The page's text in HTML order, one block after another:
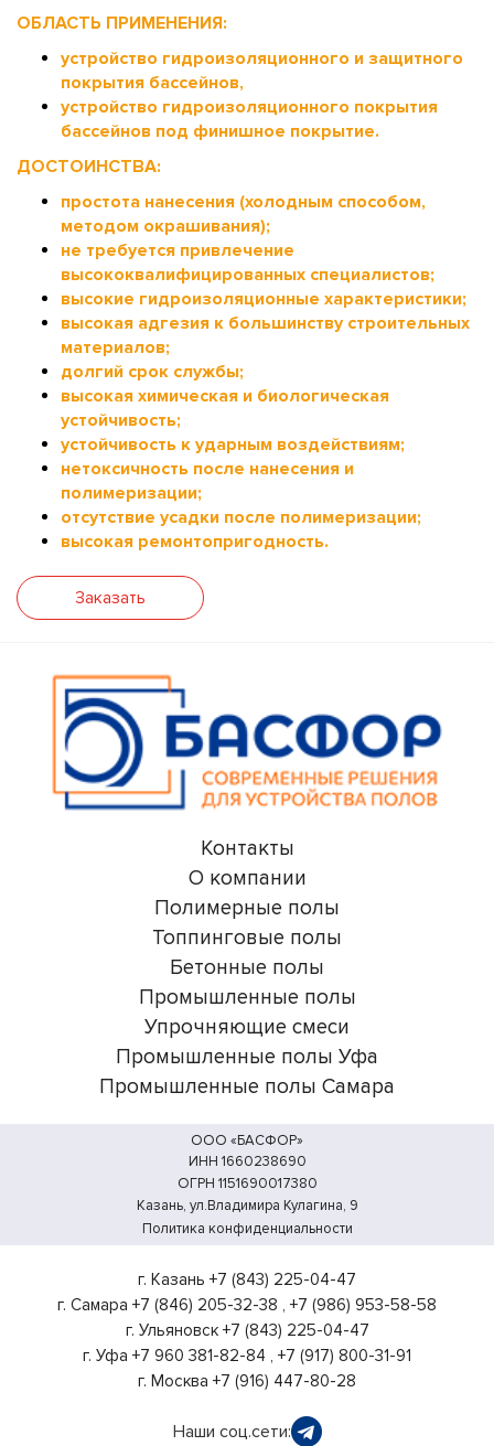
ОБЛАСТЬ ПРИМЕНЕНИЯ:
устройство гидроизоляционного и защитного
покрытия бассейнов,
устройство гидроизоляционного покрытия
бассейнов под финишное покрытие.
ДОСТОИНСТВА:
простота нанесения (холодным способом,
методом окрашивания);
не требуется привлечение
высококвалифицированных специалистов;
высокие гидроизоляционные характеристики;
высокая адгезия к большинству строительных
материалов;
долгий срок службы;
высокая химическая и биологическая
устойчивость;
устойчивость к ударным воздействиям;
нетоксичность после нанесения и
полимеризации;
отсутствие усадки после полимеризации;
высокая ремонтопригодность.
Заказать
Контакты
О компании
Полимерные полы
Топпинговые полы
Бетонные полы
Промышленные полы
Упрочняющие смеси
Промышленные полы Уфа
Промышленные полы Самара
ООО «БАСФОР»
ИНН 1660238690
ОГРН 1151690017380
Казань, ул.Владимира Кулагина, 9
Политика конфиденциальности
г. Казань +7 (843) 225-04-47
г. Самара +7 (846) 205-32-38 , +7 (986) 953-58-58
г. Ульяновск +7 (843) 225-04-47
г. Уфа +7 960 381-82-84 , +7 (917) 800-31-91
г. Москва +7 (916) 447-80-28
Наши соц.сети: